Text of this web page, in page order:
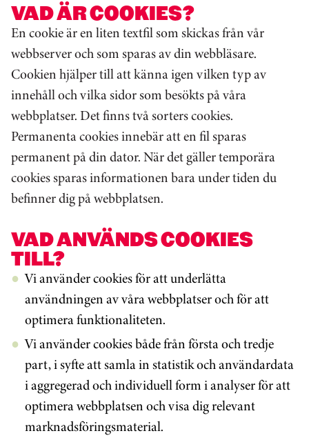
VAD ÄR COOKIES?
En cookie är en liten textfil som skickas från vår
webbserver och som sparas av din webbläsare.
Cookien hjälper till att känna igen vilken typ av
innehåll och vilka sidor som besökts på våra
webbplatser. Det finns två sorters cookies.
Permanenta cookies innebär att en fil sparas
permanent på din dator. När det gäller temporära
cookies sparas informationen bara under tiden du
befinner dig på webbplatsen.
VAD ANVÄNDS COOKIES
TILL?
Vi använder cookies för att underlätta
användningen av våra webbplatser och för att
optimera funktionaliteten.
Vi använder cookies både från första och tredje
part, i syfte att samla in statistik och användardata
i aggregerad och individuell form i analyser för att
optimera webbplatsen och visa dig relevant
marknadsföringsmaterial.